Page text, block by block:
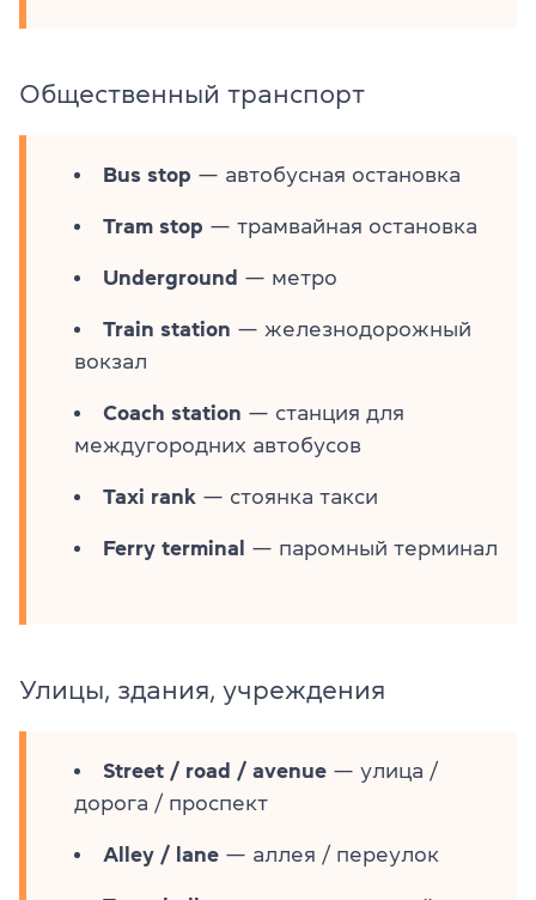
Общественный транспорт
Bus stop — автобусная остановка
Tram stop — трамвайная остановка
Underground — метро
Train station — железнодорожный
вокзал
Coach station — станция для
междугородних автобусов
Taxi rank — стоянка такси
Ferry terminal — паромный терминал
Улицы, здания, учреждения
Street / road / avenue — улица /
дорога / проспект
Alley / lane — аллея / переулок